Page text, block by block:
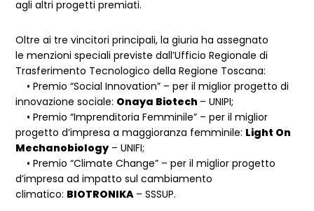
agli altri progetti premiati.
Oltre ai tre vincitori principali, la giuria ha assegnato
le menzioni speciali previste dall’Ufficio Regionale di
Trasferimento Tecnologico della Regione Toscana:
• Premio “Social Innovation” – per il miglior progetto di
innovazione sociale: Onaya Biotech – UNIPI;
• Premio “Imprenditoria Femminile” – per il miglior
progetto d’impresa a maggioranza femminile: Light On
Mechanobiology – UNIFI;
• Premio “Climate Change” – per il miglior progetto
d’impresa ad impatto sul cambiamento
climatico: BIOTRONIKA – SSSUP.